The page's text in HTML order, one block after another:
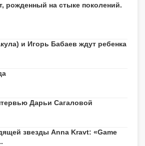
рожденный на стыке поколений.
и Игорь Бабаев ждут ребенка
Дарьи Сагаловой
звезды Anna Kravt: «Game